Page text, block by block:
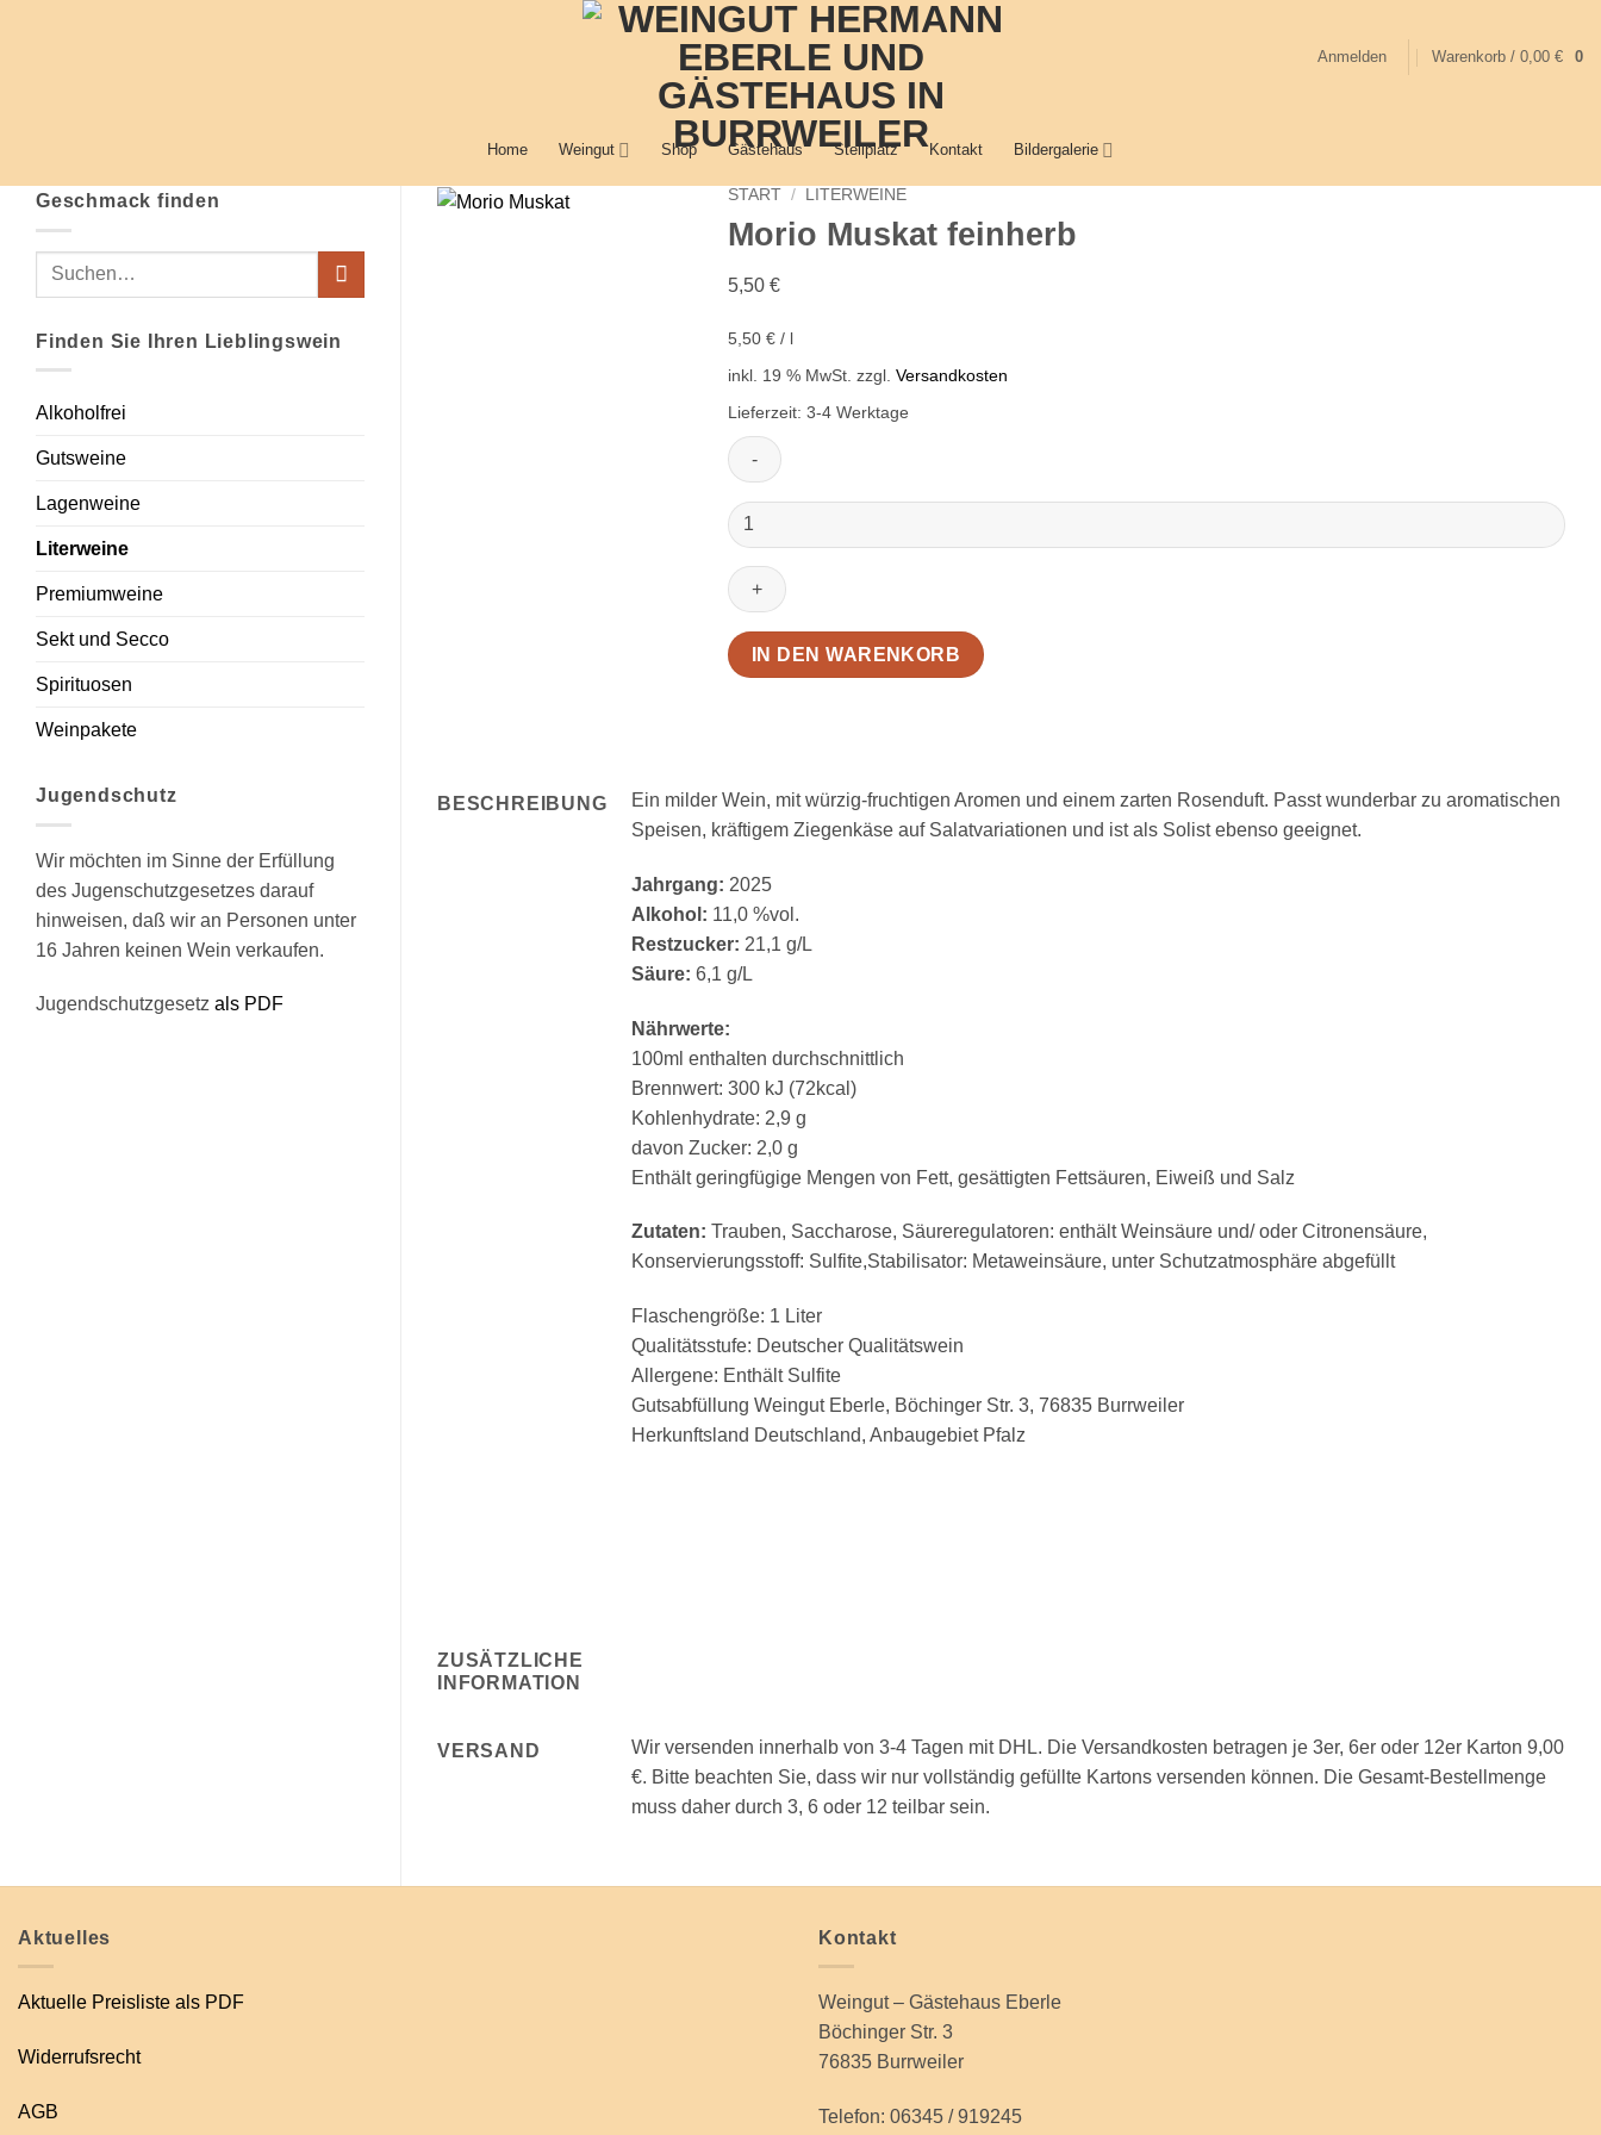
Anmelden Warenkorb / 0,00 € 0
Home Weingut Shop Gästehaus Stellplatz Kontakt Bildergalerie
Geschmack finden
Suchen
Finden Sie Ihren Lieblingswein
Alkoholfrei
Gutsweine
Lagenweine
Literweine
Premiumweine
Sekt und Secco
Spirituosen
Weinpakete
Jugendschutz
Wir möchten im Sinne der Erfüllung
des Jugenschutzgesetzes darauf
hinweisen, daß wir an Personen unter
16 Jahren keinen Wein verkaufen.
Jugendschutzgesetz als PDF
START / LITERWEINE
Morio Muskat feinherb
5,50€
5,50€ / l
inkl. 19 % MwSt. zzgl.Versandkosten
Lieferzeit:3-4 Werktage
Morio
Muskat
feinherb
Menge
IN DEN WARENKORB
BESCHREIBUNG
Ein milder Wein, mit würzig-fruchtigen Aromen und einem zarten Rosenduft. Passt wunderbar zu aromatischen
Speisen, kräftigem Ziegenkäse auf Salatvariationen und ist als Solist ebenso geeignet.
Jahrgang: 2025
Alkohol: 11,0 %vol.
Restzucker: 21,1 g/L
Säure: 6,1 g/L
Nährwerte:
100ml enthalten durchschnittlich
Brennwert: 300 kJ (72kcal)
Kohlenhydrate: 2,9 g
davon Zucker: 2,0 g
Enthält geringfügige Mengen von Fett, gesättigten Fettsäuren, Eiweiß und Salz
Zutaten: Trauben, Saccharose, Säureregulatoren: enthält Weinsäure und/ oder Citronensäure,
Konservierungsstoff: Sulfite,Stabilisator: Metaweinsäure, unter Schutzatmosphäre abgefüllt
Flaschengröße: 1 Liter
Qualitätsstufe: Deutscher Qualitätswein
Allergene: Enthält Sulfite
Gutsabfüllung Weingut Eberle, Böchinger Str. 3, 76835 Burrweiler
Herkunftsland Deutschland, Anbaugebiet Pfalz
ZUSÄTZLICHE
INFORMATION
VERSAND
Wir versenden innerhalb von 3-4 Tagen mit DHL. Die Versandkosten betragen je 3er, 6er oder 12er Karton 9,00
€. Bitte beachten Sie, dass wir nur vollständig gefüllte Kartons versenden können. Die Gesamt-Bestellmenge
muss daher durch 3, 6 oder 12 teilbar sein.
Aktuelles
Aktuelle Preisliste als PDF
Widerrufsrecht
AGB
Kontakt
Weingut – Gästehaus Eberle
Böchinger Str. 3
76835 Burrweiler
Telefon: 06345 / 919245